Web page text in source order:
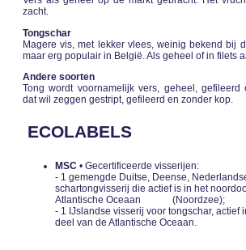
zacht.
Tongschar
Magere vis, met lekker vlees, weinig bekend bij
maar erg populair in België. Als geheel of in filets
Andere soorten
Tong wordt voornamelijk vers, geheel, gefileerd
dat wil zeggen gestript, gefileerd en zonder kop.
ECOLABELS
MSC • Gecertificeerde visserijen:
- 1 gemengde Duitse, Deense,
schartongvisserij die actief is in het
Atlantische Oceaan (Noordzee);
- 1 IJslandse visserij voor tongschar, actief
deel van de Atlantische Oceaan.